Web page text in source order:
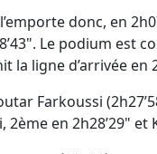
donc, en
Le podium est
ligne d’arrivée en
Farkoussi
en 2h28’29" et